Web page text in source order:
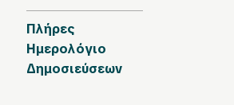
Πλήρες
Ημερολόγιο
Δημοσιεύσεων